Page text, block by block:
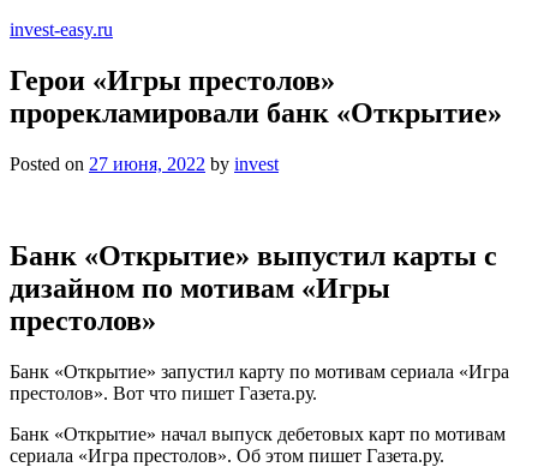
invest-easy.ru
Герои «Игры престолов»
прорекламировали банк «Открытие»
Posted on 27 июня, 2022 by invest
Банк «Открытие» выпустил карты с
дизайном по мотивам «Игры
престолов»
Банк «Открытие» запустил карту по мотивам сериала «Игра
престолов». Вот что пишет Газета.ру.
Банк «Открытие» начал выпуск дебетовых карт по мотивам
сериала «Игра престолов». Об этом пишет Газета.ру.